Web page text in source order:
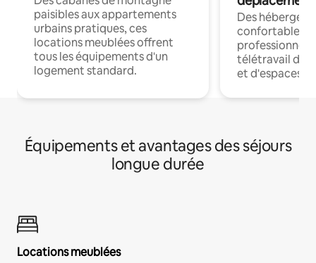
paisibles aux appartements
urbains pratiques, ces
locations meublées offrent
tous les équipements d'un
logement standard.
Des
confortables
professionnels
télétravail
et d'espaces
Équipements et avantages des séjours
longue durée
Locations meublées